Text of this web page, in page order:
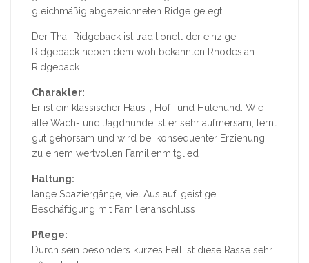
gleichmäßig abgezeichneten Ridge gelegt.
Der Thai-Ridgeback ist traditionell der einzige
Ridgeback neben dem wohlbekannten Rhodesian
Ridgeback.
Charakter:
Er ist ein klassischer Haus-, Hof- und Hütehund. Wie
alle Wach- und Jagdhunde ist er sehr aufmersam, lernt
gut gehorsam und wird bei konsequenter Erziehung
zu einem wertvollen Familienmitglied
Haltung:
lange Spaziergänge, viel Auslauf, geistige
Beschäftigung mit Familienanschluss
Pflege:
Durch sein besonders kurzes Fell ist diese Rasse sehr